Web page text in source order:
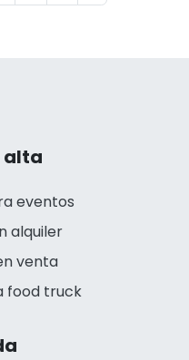
alta
eventos
alquiler
venta
food truck